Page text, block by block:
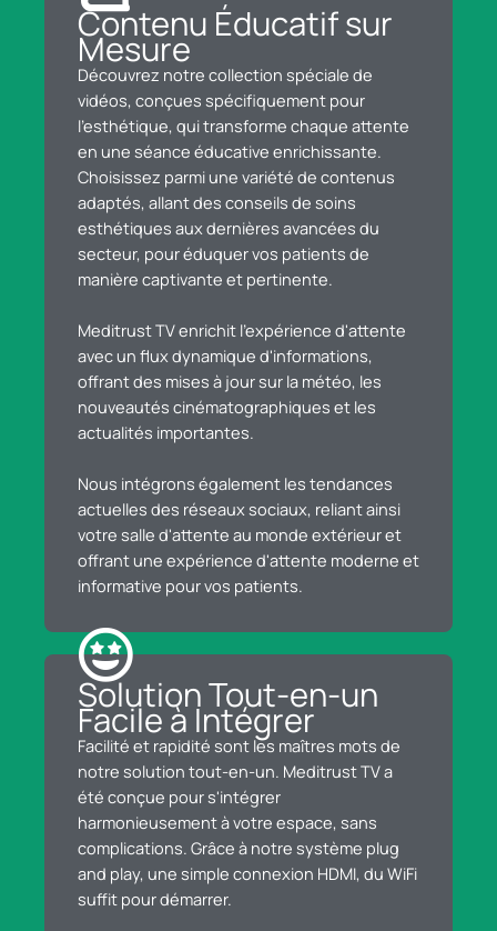
Contenu Éducatif sur
Mesure
Découvrez notre collection spéciale de
vidéos, conçues spécifiquement pour
l'esthétique, qui transforme chaque attente
en une séance éducative enrichissante.
Choisissez parmi une variété de contenus
adaptés, allant des conseils de soins
esthétiques aux dernières avancées du
secteur, pour éduquer vos patients de
manière captivante et pertinente.
Meditrust TV enrichit l'expérience d'attente
avec un flux dynamique d'informations,
offrant des mises à jour sur la météo, les
nouveautés cinématographiques et les
actualités importantes.
Nous intégrons également les tendances
actuelles des réseaux sociaux, reliant ainsi
votre salle d'attente au monde extérieur et
offrant une expérience d'attente moderne et
informative pour vos patients.
Solution Tout-en-un
Facile à Intégrer
Facilité et rapidité sont les maîtres mots de
notre solution tout-en-un. Meditrust TV a
été conçue pour s'intégrer
harmonieusement à votre espace, sans
complications. Grâce à notre système plug
and play, une simple connexion HDMI, du WiFi
suffit pour démarrer.